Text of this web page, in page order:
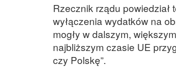
Rzecznik rządu powiedział
wyłączenia wydatków na
mogły w dalszym,
najbliższym czasie UE
czy Polskę”.